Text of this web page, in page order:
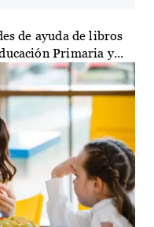
de ayuda de libros
Primaria y...